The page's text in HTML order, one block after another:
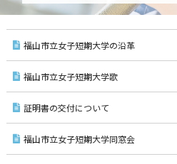
福山市立女子短期大学の沿革
福山市立女子短期大学歌
証明書の交付について
福山市立女子短期大学同窓会